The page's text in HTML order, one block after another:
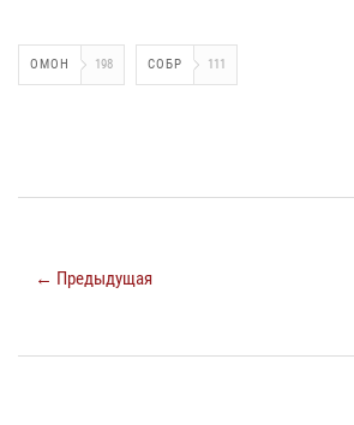
ОМОН 198 СОБР 111
← Предыдущая